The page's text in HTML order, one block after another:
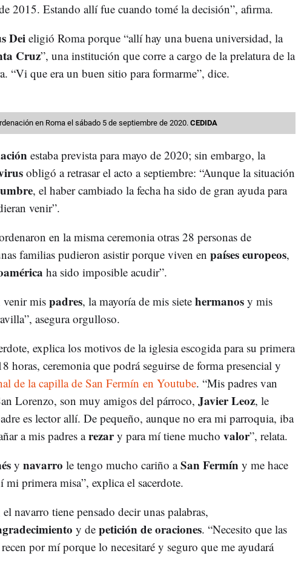
2015. Estando allí fue cuando tomé la decisión”, afirma.
Deieligió Roma porque “allí hay una buena universidad, la
Cruz”, una institución que corre a cargo de la prelatura de la
“Vi que era un buen sitio para formarme”, dice.
en Roma el sábado 5 de septiembre de 2020.CEDIDA
estaba prevista para mayo de 2020; sin embargo, la
obligó a retrasar el acto a septiembre: “Aunque la situación
, el haber cambiado la fecha ha sido de gran ayuda para
venir”.
en la misma ceremonia otras 28 personas de
familias pudieron asistir porque viven en países europeos,
ha sido imposible acudir”.
venir mis padres, la mayoría de mis siete hermanos y mis
asegura orgulloso.
explica los motivos de la iglesia escogida para su primera
horas, ceremonia que podrá seguirse de forma presencial y
de la capilla de San Fermín en Youtube. “Mis padres van
Lorenzo, son muy amigos del párroco, Javier Leoz, le
es lector allí. De pequeño, aunque no era mi parroquia, iba
a mis padres arezary para mí tiene mucho valor”, relata.
y navarro le tengo mucho cariño aSan Fermín y me hace
primera misa”, explica el sacerdote.
navarro tiene pensado decir unas palabras,
y de petición de oraciones. “Necesito que las
recen por mí porque lo necesitaré y seguro que me ayudará